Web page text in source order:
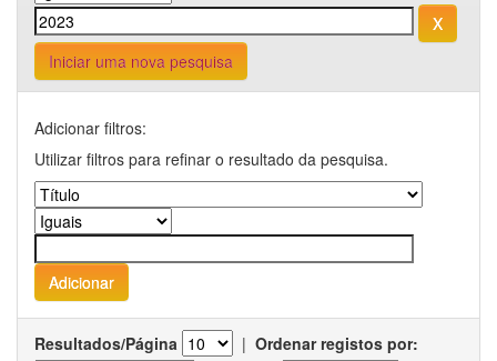
Iniciar uma nova pesquisa
Adicionar filtros:
Utilizar filtros para refinar o resultado da pesquisa.
Resultados/Página | Ordenar registos por: